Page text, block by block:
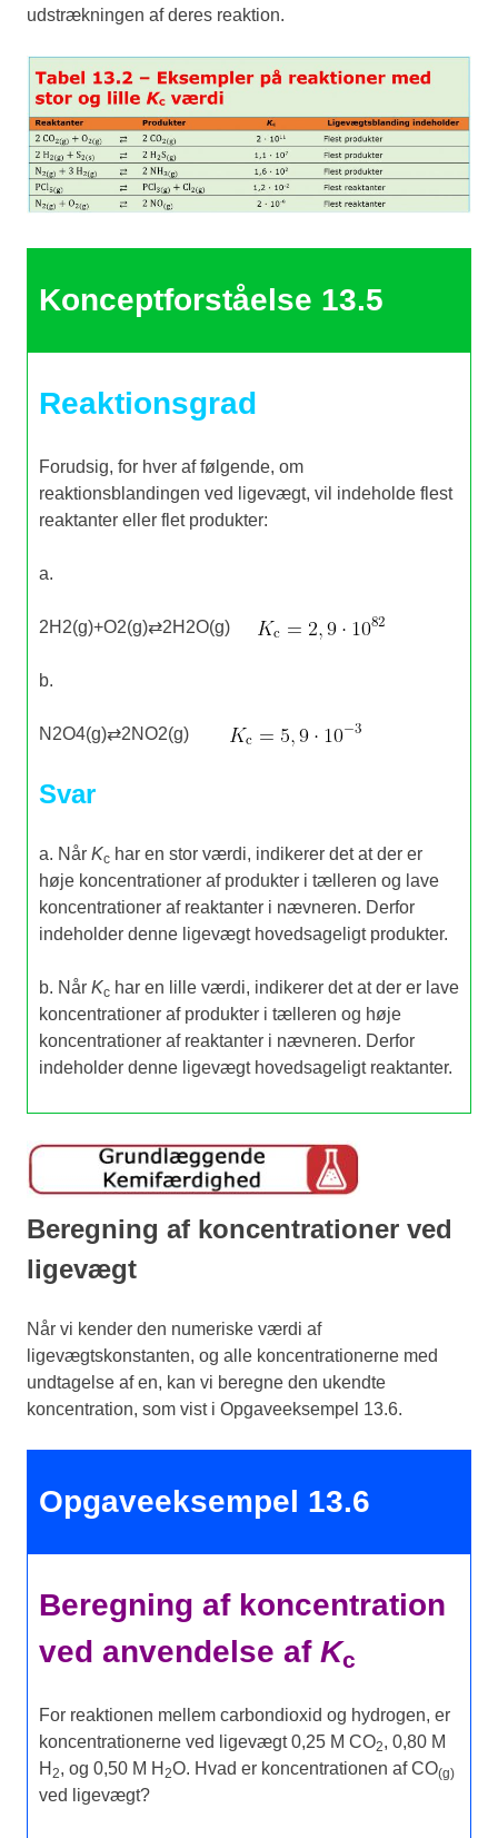
udstrækningen af deres reaktion.
Konceptforståelse 13.5
Reaktionsgrad
Forudsig, for hver af følgende, om
reaktionsblandingen ved ligevægt, vil indeholde flest
reaktanter eller flet produkter:
a.
2H 2(g)+O2(g)⇄2H 2O(g)
b.
N 2O4(g)⇄2NO2(g)
Svar
a. Når Kchar en stor værdi, indikerer det at der er
høje koncentrationer af produkter i tælleren og lave
koncentrationer af reaktanter i nævneren. Derfor
indeholder denne ligevægt hovedsageligt produkter.
b. Når Kchar en lille værdi, indikerer det at der er lave
koncentrationer af produkter i tælleren og høje
koncentrationer af reaktanter i nævneren. Derfor
indeholder denne ligevægt hovedsageligt reaktanter.
Beregning af koncentrationer ved
ligevægt
Når vi kender den numeriske værdi af
ligevægtskonstanten, og alle koncentrationerne med
undtagelse af en, kan vi beregne den ukendte
koncentration, som vist i Opgaveeksempel 13.6.
Opgaveeksempel 13.6
Beregning af koncentration
ved anvendelse af Kc
For reaktionen mellem carbondioxid og hydrogen, er
koncentrationerne ved ligevægt 0,25 M CO2, 0,80 M
H 2, og 0,50 M H 2O. Hvad er koncentrationen af CO(g)
ved ligevægt?